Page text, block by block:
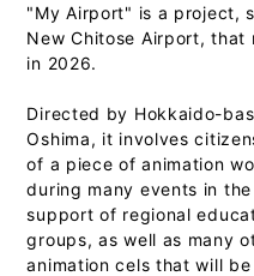
"My Airport" is a project,
New Chitose Airport, that
in 2026.
Directed by Hokkaido-
Oshima, it involves
of a piece of animation
during many events in
support of regional
groups, as well as many
animation cels that will